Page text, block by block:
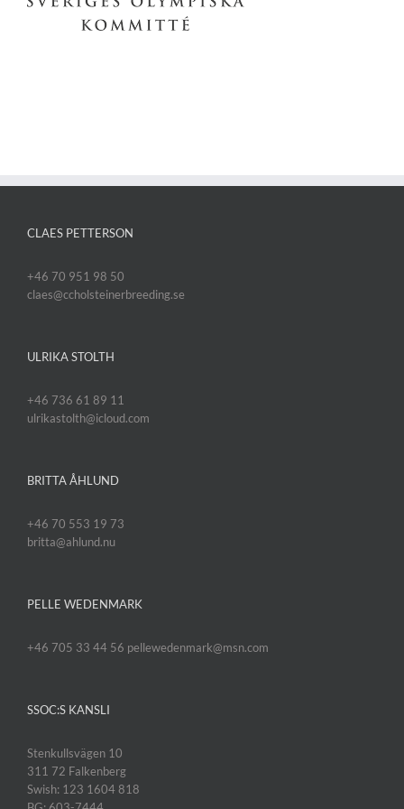
CLAES PETTERSON
+46 70 951 98 50
claes@ccholsteinerbreeding.se
ULRIKA STOLTH
+46 736 61 89 11
ulrikastolth@icloud.com
BRITTA ÅHLUND
+46 70 553 19 73
britta@ahlund.nu
PELLE WEDENMARK
+46 705 33 44 56 pellewedenmark@msn.com
SSOC:S KANSLI
Stenkullsvägen 10
311 72 Falkenberg
Swish: 123 1604 818